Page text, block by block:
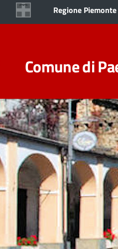
Regione Piemonte
Comune di